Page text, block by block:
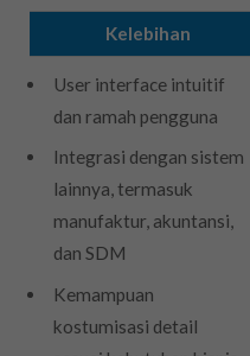
Kelebihan
User interface intuitif
dan ramah pengguna
Integrasi dengan sistem
lainnya, termasuk
manufaktur, akuntansi,
dan SDM
Kemampuan
kostumisasi detail